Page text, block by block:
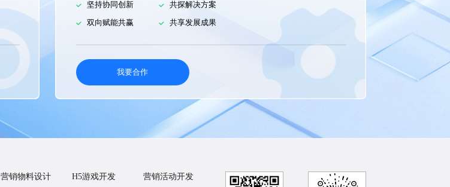
坚持协同创新 共探解决方案
双向赋能共赢 共享发展成果
我要合作
营销物料设计 H5游戏开发 营销活动开发